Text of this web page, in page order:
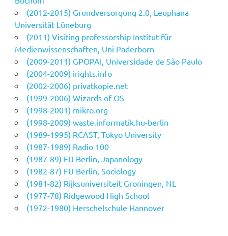
(2012-2015) Grundversorgung 2.0, Leuphana
Universität Lüneburg
(2011) Visiting professorship Institut für
Medienwissenschaften, Uni Paderborn
(2009-2011) GPOPAI, Universidade de São Paulo
(2004-2009) irights.info
(2002-2006) privatkopie.net
(1999-2006) Wizards of OS
(1998-2001) mikro.org
(1998-2009) waste.informatik.hu-berlin
(1989-1995) RCAST, Tokyo University
(1987-1989) Radio 100
(1987-89) FU Berlin, Japanology
(1982-87) FU Berlin, Sociology
(1981-82) Rijksuniversiteit Groningen, NL
(1977-78) Ridgewood High School
(1972-1980) Herschelschule Hannover